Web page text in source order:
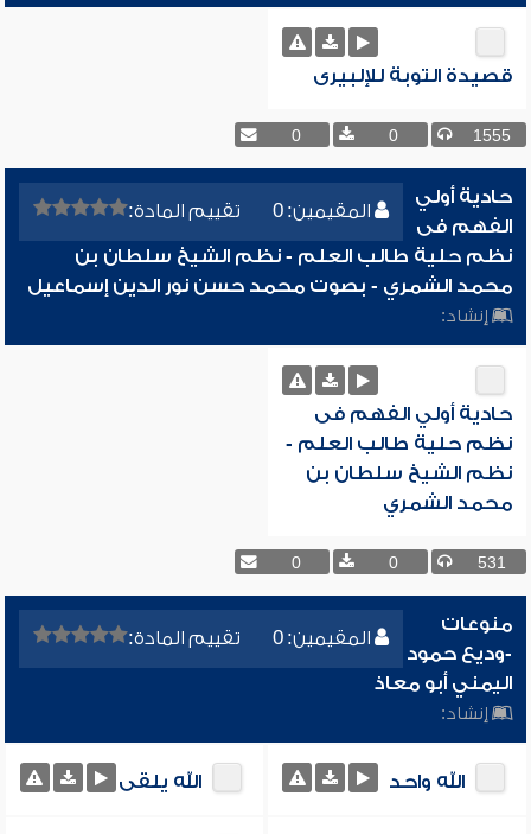
قصيدة التوبة للإلبيرى
1555
0
0
المقيمين: 0 تقييم المادة:
حادية أولي
الفهم فى
نظم حلية طالب العلم - نظم الشيخ سلطان بن
محمد الشمري - بصوت محمد حسن نور الدين إسماعيل
إنشاد:
حادية أولي الفهم فى
نظم حلية طالب العلم -
نظم الشيخ سلطان بن
محمد الشمري
531
0
0
المقيمين: 0 تقييم المادة:
منوعات
-وديع حمود
اليمني أبو معاذ
إنشاد:
الله واحد الله يلقى